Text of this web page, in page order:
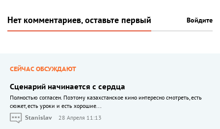
Нет комментариев, оставьте первый Войдите
СЕЙЧАС ОБСУЖДАЮТ
Сценарий начинается с сердца
Полностью согласен. Поэтому казахстанское кино интересно смотреть, есть
сюжет, есть уроки и есть хорошие...
Stanislav
28 Апреля 11:13